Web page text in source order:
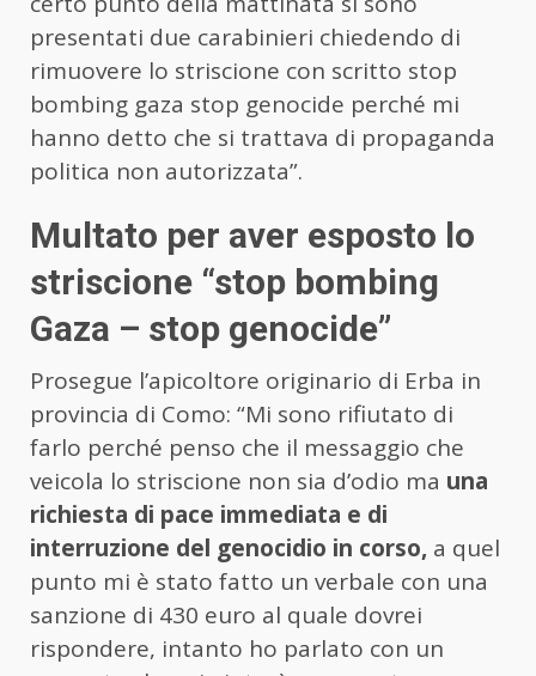
presentati due carabinieri chiedendo di
rimuovere lo striscione con scritto stop
bombing gaza stop genocide perché mi
hanno detto che si trattava di propaganda
politica non autorizzata”.
Multato per aver esposto lo
striscione “stop bombing
Gaza – stop genocide”
Prosegue l’apicoltore originario di Erba in
provincia di Como: “Mi sono rifiutato di
farlo perché penso che il messaggio che
veicola lo striscione non sia d’odio ma una
richiesta di pace immediata e di
interruzione del genocidio in corso, a quel
punto mi è stato fatto un verbale con una
sanzione di 430 euro al quale dovrei
rispondere, intanto ho parlato con un